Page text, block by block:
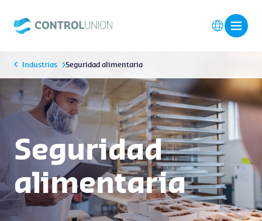
Industrias Seguridad alimentaria
Seguridad
alimentaria